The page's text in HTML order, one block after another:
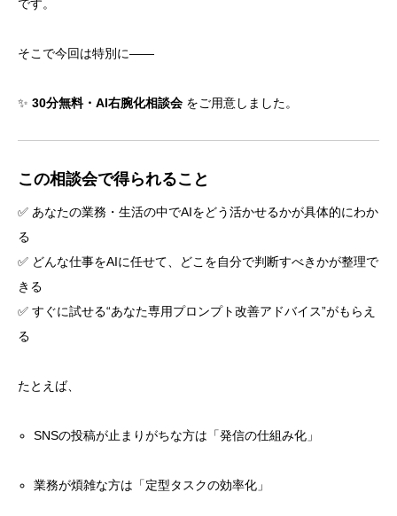
です。
そこで今回は特別に――
✨ 30分無料・AI右腕化相談会 をご用意しました。
この相談会で得られること
✅ あなたの業務・生活の中でAIをどう活かせるかが具体的にわか
る
✅ どんな仕事をAIに任せて、どこを自分で判断すべきかが整理で
きる
✅ すぐに試せる“あなた専用プロンプト改善アドバイス”がもらえ
る
たとえば、
SNSの投稿が止まりがちな方は「発信の仕組み化」
業務が煩雑な方は「定型タスクの効率化」